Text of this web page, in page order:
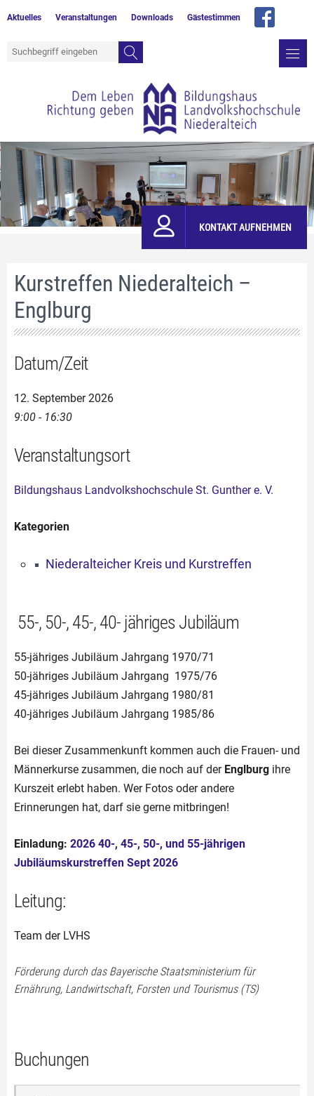
Aktuelles Veranstaltungen Downloads Gästestimmen
KONTAKT AUFNEHMEN
Kurstreffen Niederalteich –
Englburg
Datum/Zeit
12. September 2026
9:00 - 16:30
Veranstaltungsort
Bildungshaus Landvolkshochschule St. Gunther e. V.
Kategorien
Niederalteicher Kreis und Kurstreffen
55-, 50-, 45-, 40- jähriges Jubiläum
55-jähriges Jubiläum Jahrgang 1970/71
50-jähriges Jubiläum Jahrgang 1975/76
45-jähriges Jubiläum Jahrgang 1980/81
40-jähriges Jubiläum Jahrgang 1985/86
Bei dieser Zusammenkunft kommen auch die Frauen- und
Männerkurse zusammen, die noch auf der Englburg ihre
Kurszeit erlebt haben. Wer Fotos oder andere
Erinnerungen hat, darf sie gerne mitbringen!
Einladung: 2026 40-, 45-, 50-, und 55-jährigen
Jubiläumskurstreffen Sept 2026
Leitung:
Team der LVHS
Förderung durch das Bayerische Staatsministerium für
Ernährung, Landwirtschaft, Forsten und Tourismus (TS)
Buchungen